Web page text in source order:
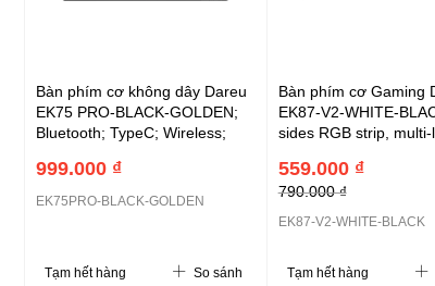
Bàn phím cơ không dây Dareu
EK75 PRO-BLACK-GOLDEN;
Bluetooth; TypeC; Wireless;
profile, PBT Double-Shot;
DareU DREAM (Linear) / FIRE-
999.000 ₫
EK75PRO-BLACK-GOLDEN
Tạm hết hàng So sánh
Bàn phím cơ Gaming
EK87-V2-WHITE-
sides RGB strip,
DareU DREAM SW -
đen
559.000 ₫
790.000 ₫
EK87-V2-WHITE-BLACK
Tạm hết hàng